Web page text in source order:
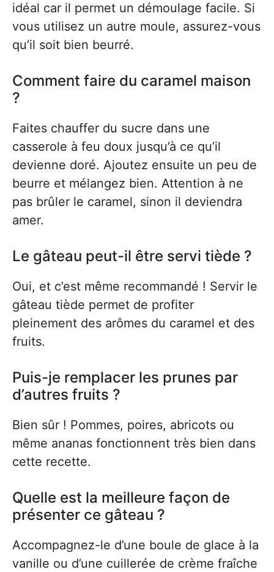
idéal car il permet un démoulage facile. Si
vous utilisez un autre moule, assurez-vous
qu’il soit bien beurré.
Comment faire du caramel maison
?
Faites chauffer du sucre dans une
casserole à feu doux jusqu’à ce qu’il
devienne doré. Ajoutez ensuite un peu de
beurre et mélangez bien. Attention à ne
pas brûler le caramel, sinon il deviendra
amer.
Le gâteau peut-il être servi tiède ?
Oui, et c’est même recommandé ! Servir le
gâteau tiède permet de profiter
pleinement des arômes du caramel et des
fruits.
Puis-je remplacer les prunes par
d’autres fruits ?
Bien sûr ! Pommes, poires, abricots ou
même ananas fonctionnent très bien dans
cette recette.
Quelle est la meilleure façon de
présenter ce gâteau ?
Accompagnez-le d’une boule de glace à la
vanille ou d’une cuillerée de crème fraîche